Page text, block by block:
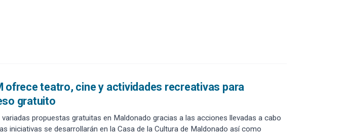
ofrece teatro, cine y actividades recreativas para
gratuito
propuestas gratuitas en Maldonado gracias a las acciones llevadas a cabo
iniciativas se desarrollarán en la Casa de la Cultura de Maldonado así como